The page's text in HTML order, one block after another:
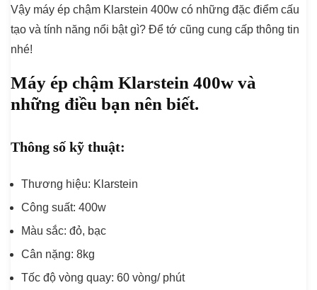
Vậy máy ép chậm Klarstein 400w có những đặc điểm cấu
tạo và tính năng nổi bật gì? Để tớ cũng cung cấp thông tin
nhé!
Máy ép chậm Klarstein 400w và
những điều bạn nên biết.
Thông số kỹ thuật:
Thương hiệu: Klarstein
Công suất: 400w
Màu sắc: đỏ, bạc
Cân nặng: 8kg
Tốc độ vòng quay: 60 vòng/ phút